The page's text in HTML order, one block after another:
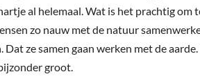
al helemaal. Wat is het prachtig om
zo nauw met de natuur
ze samen gaan werken met de
groot.